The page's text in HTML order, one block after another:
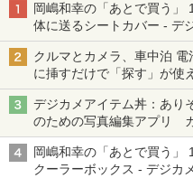
岡嶋和幸の「あとで買う」
体に送るシートカバー - デ
クルマとカメラ、車中泊
に挿すだけで「探す」が使
デジカメアイテム丼：あり
のための写真編集アプリ
る「Filmator」
岡嶋和幸の「あとで買う」
クーラーボックス - デジカ